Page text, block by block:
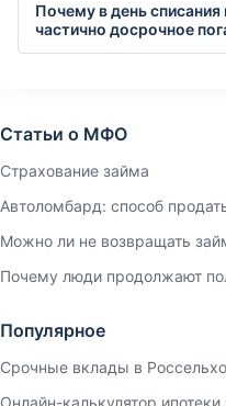
Почему в день списания
частично досрочное
Статьи о МФО
Страхование займа
Автоломбард: способ
Можно ли не возвращать
Почему люди продолжают
Популярное
Срочные вклады в
Онлайн-калькулятор